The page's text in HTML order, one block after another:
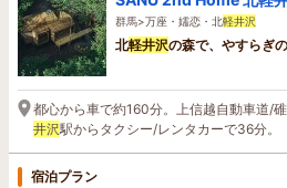
群馬>万座・嬬恋・北軽井沢
北軽井沢の森で、やすらぎ
都心から車で約160分。上信越自動車道/
井沢駅からタクシー/レンタカーで36分。
宿泊プラン